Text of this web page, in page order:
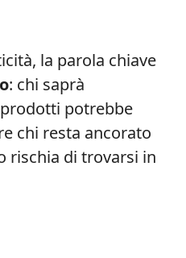
la parola chiave
: chi saprà
potrebbe
chi resta ancorato
rischia di trovarsi in